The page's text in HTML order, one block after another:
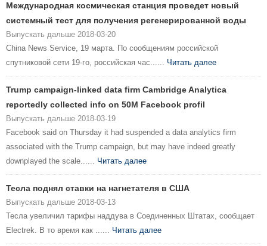
Международная космическая станция проведет новый
системный тест для получения регенерированной воды
Выпускать дальше 2018-03-20
China News Service, 19 марта. По сообщениям российской
спутниковой сети 19-го, российская час...... Читать далее
Trump campaign-linked data firm Cambridge Analytica
reportedly collected info on 50M Facebook profil
Выпускать дальше 2018-03-19
Facebook said on Thursday it had suspended a data analytics firm
associated with the Trump campaign, but may have indeed greatly
downplayed the scale...... Читать далее
Тесла поднял ставки на нагнетателя в США
Выпускать дальше 2018-03-13
Тесла увеличил тарифы наддува в Соединенных Штатах, сообщает
Electrek. В то время как ...... Читать далее